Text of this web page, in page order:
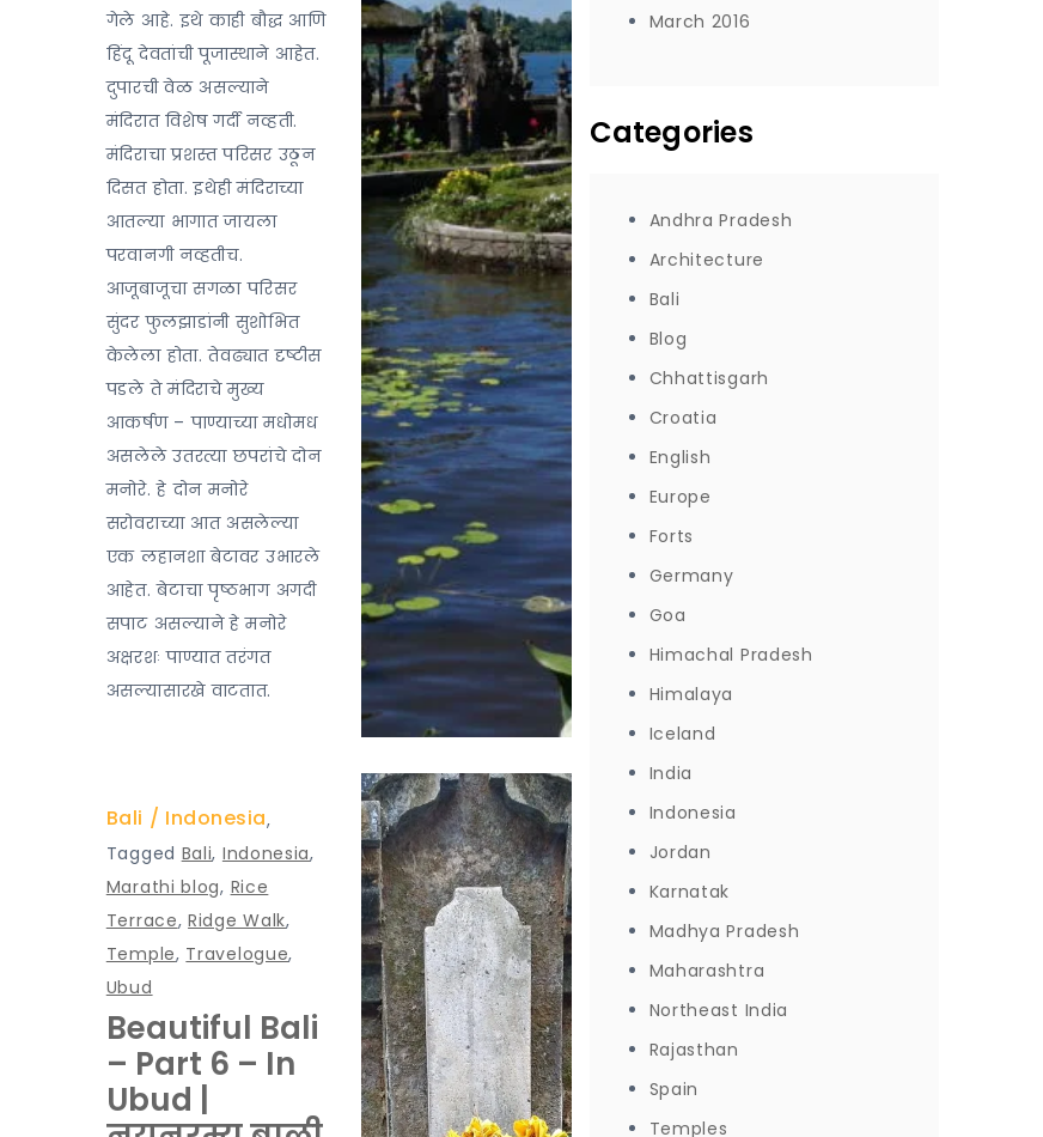
गेले आहे. इथे काही बौद्ध आणि
हिंदू देवतांची पूजास्थाने आहेत.
दुपारची वेळ असल्याने
मंदिरात विशेष गर्दी नव्हती.
मंदिराचा प्रशस्त परिसर उठून
दिसत होता. इथेही मंदिराच्या
आतल्या भागात जायला
परवानगी नव्हतीच.
आजूबाजूचा सगळा परिसर
सुंदर फुलझाडांनी सुशोभित
केलेला होता. तेवढ्यात दृष्टीस
पडले ते मंदिराचे मुख्य
आकर्षण – पाण्याच्या मधोमध
असलेले उतरत्या छपरांचे दोन
मनोरे. हे दोन मनोरे
सरोवराच्या आत असलेल्या
एक लहानशा बेटावर उभारले
आहेत. बेटाचा पृष्ठभाग अगदी
सपाट असल्याने हे मनोरे
अक्षरशः पाण्यात तरंगत
असल्यासारखे वाटतात.
Bali ,
Indonesia
Tagged Bali, Indonesia,
Marathi blog, Rice
Terrace,Ridge Walk,
Temple, Travelogue,
Ubud
Beautiful Bali
– Part 6 – In
Ubud |
March 2016
Categories
Andhra Pradesh
Architecture
Bali
Blog
Chhattisgarh
Croatia
English
Europe
Forts
Germany
Goa
Himachal Pradesh
Himalaya
Iceland
India
Indonesia
Jordan
Karnatak
Madhya Pradesh
Maharashtra
Northeast India
Rajasthan
Spain
Temples